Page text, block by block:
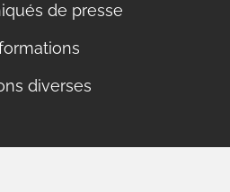
de presse
diverses